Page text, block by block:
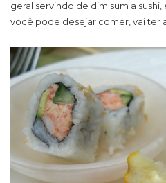
geral servindo de dim sum a
você pode desejar comer, vai ter